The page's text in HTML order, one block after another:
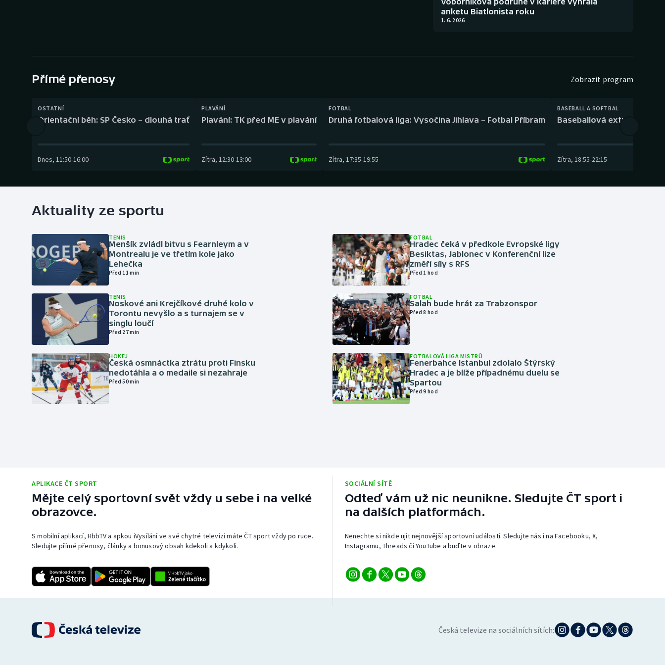
Gymnastika Plážový volejbal
anketu Biatlonista roku
1. 6. 2026
Přímé přenosy Zobrazit program
OSTATNÍ
Orientační běh: SP Česko – dlouhá trať
Dnes, 11:50-16:00
PLAVÁNÍ
Plavání: TK před ME v plavání
Zítra, 12:30-13:00
FOTBAL
Druhá fotbalová liga: Vysočina Jihlava – Fotbal Příbram
Zítra, 17:35-19:55
BASEBALL A SOFTBAL
Baseballová extraliga:
Zítra, 18:55-22:15
Aktuality ze sportu
TENIS
Menšík zvládl bitvu s Fearnleym a v
Montrealu je ve třetím kole jako
Lehečka
Před 11 min
TENIS
Noskové ani Krejčíkové druhé kolo v
Torontu nevyšlo a s turnajem se v
singlu loučí
Před 27 min
HOKEJ
Česká osmnáctka ztrátu proti Finsku
nedotáhla a o medaile si nezahraje
Před 50 min
FOTBAL
Hradec čeká v předkole Evropské ligy
Besiktas, Jablonec v Konferenční lize
změří síly s RFS
Před 1 hod
FOTBAL
Salah bude hrát za Trabzonspor
Před 8 hod
FOTBALOVÁ LIGA MISTRŮ
Fenerbahce Istanbul zdolalo Štýrský
Hradec a je blíže případnému duelu se
Spartou
Před 9 hod
APLIKACE ČT SPORT
Mějte celý sportovní svět vždy u sebe i na velké
obrazovce.
S mobilní aplikací, HbbTV a apkou iVysílání ve své chytré televizi máte ČT sport vždy po ruce.
Sledujte přímé přenosy, články a bonusový obsah kdekoli a kdykoli.
SOCIÁLNÍ SÍTĚ
Odteď vám už nic neunikne. Sledujte ČT sport i
na dalších platformách.
Nenechte si nikde ujít nejnovější sportovní události. Sledujte nás i na Facebooku, X,
Instagramu, Threads či YouTube a buďte v obraze.
Česká televize na sociálních sítích: